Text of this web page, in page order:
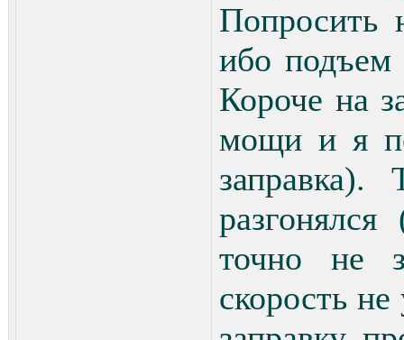
Попросить
ибо подъем
Короче на
мощи и я
точно не
скорость